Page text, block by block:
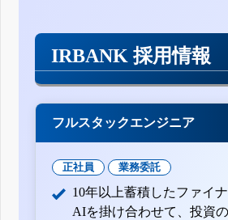
IRBANK 採用情報
フルスタックエンジニア
正社員 業務委託
10年以上蓄積したファイ
AIを掛け合わせて、投資